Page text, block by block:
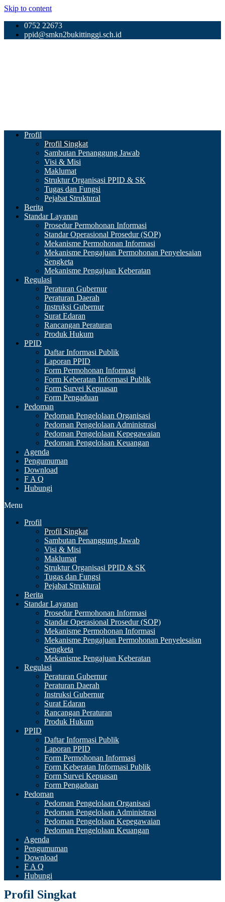
Skip to content
0752 22673
ppid@smkn2bukittinggi.sch.id
Profil
Profil Singkat
Sambutan Penanggung Jawab
Visi & Misi
Maklumat
Struktur Organisasi PPID & SK
Tugas dan Fungsi
Pejabat Struktural
Berita
Standar Layanan
Prosedur Permohonan Informasi
Standar Operasional Prosedur (SOP)
Mekanisme Permohonan Informasi
Mekanisme Pengajuan Permohonan Penyelesaian
Sengketa
Mekanisme Pengajuan Keberatan
Regulasi
Peraturan Gubernur
Peraturan Daerah
Instruksi Gubernur
Surat Edaran
Rancangan Peraturan
Produk Hukum
PPID
Daftar Informasi Publik
Laporan PPID
Form Permohonan Informasi
Form Keberatan Informasi Publik
Form Survei Kepuasan
Form Pengaduan
Pedoman
Pedoman Pengelolaan Organisasi
Pedoman Pengelolaan Administrasi
Pedoman Pengelolaan Kepegawaian
Pedoman Pengelolaan Keuangan
Agenda
Pengumuman
Download
F A Q
Hubungi
Menu
Profil
Profil Singkat
Sambutan Penanggung Jawab
Visi & Misi
Maklumat
Struktur Organisasi PPID & SK
Tugas dan Fungsi
Pejabat Struktural
Berita
Standar Layanan
Prosedur Permohonan Informasi
Standar Operasional Prosedur (SOP)
Mekanisme Permohonan Informasi
Mekanisme Pengajuan Permohonan Penyelesaian
Sengketa
Mekanisme Pengajuan Keberatan
Regulasi
Peraturan Gubernur
Peraturan Daerah
Instruksi Gubernur
Surat Edaran
Rancangan Peraturan
Produk Hukum
PPID
Daftar Informasi Publik
Laporan PPID
Form Permohonan Informasi
Form Keberatan Informasi Publik
Form Survei Kepuasan
Form Pengaduan
Pedoman
Pedoman Pengelolaan Organisasi
Pedoman Pengelolaan Administrasi
Pedoman Pengelolaan Kepegawaian
Pedoman Pengelolaan Keuangan
Agenda
Pengumuman
Download
F A Q
Hubungi
Profil Singkat